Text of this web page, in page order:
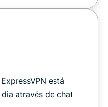
está
através de chat